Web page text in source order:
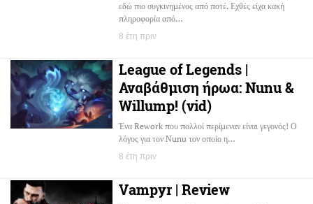
εδώ πιο συγκινημένος από ποτέ. Εχθές είχα κακή
πληροφορία από…
8 έτη πριν
League of Legends |
Αναβάθμιση ήρωα: Nunu &
Willump! (vid)
Ένα Rework που πολλοί περίμεναν είναι γεγονός! Ο
λόγος για τον Nunu τον οποίο η…
8 έτη πριν
Vampyr | Review